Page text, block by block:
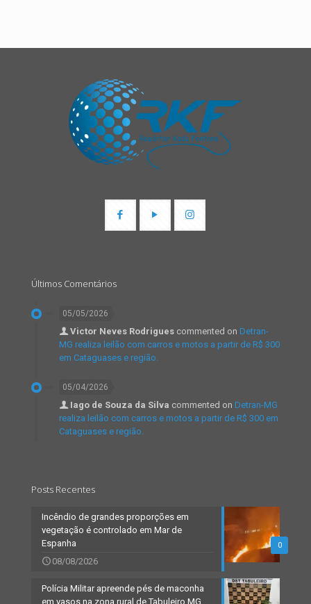
Últimos Comentários
05/05/2026
Victor Neves Rodrigues commented on Detran-
MG realiza leilão com carros e motos a partir de R$ 300
em Cataguases e região.
05/04/2026
Iago de Souza da Silva commented on Detran-MG
realiza leilão com carros e motos a partir de R$ 300 em
Cataguases e região.
Posts Recentes
0
Incêndio de grandes proporções em
vegetação é controlado em Mar de
Espanha
08/08/2026
Polícia Militar apreende pés de maconha
em vasos na zona rural de Tabuleiro MG